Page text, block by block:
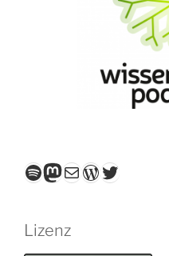
Spotify
Mastodon
E-MailWordPress
Twitter
Lizenz